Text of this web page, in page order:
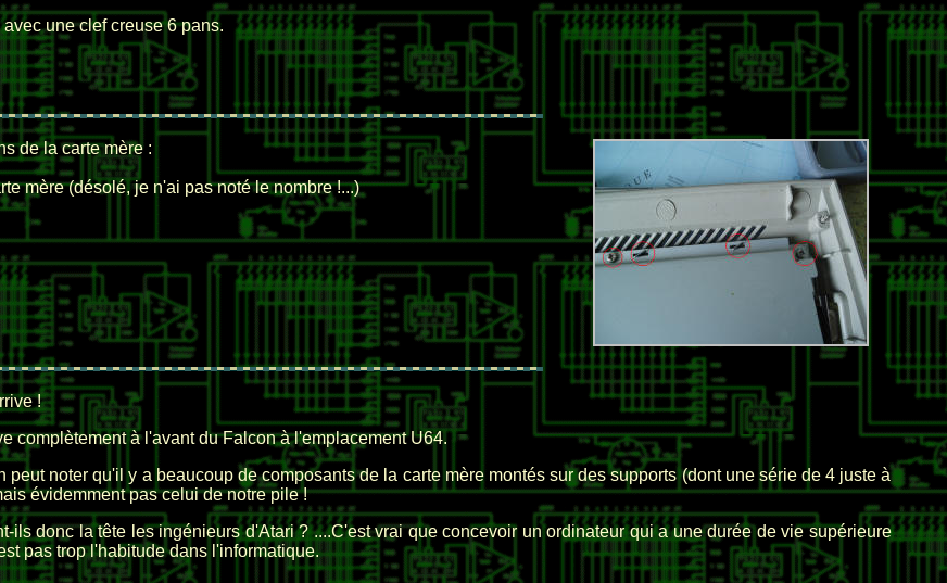
une clef creuse 6 pans.
de la carte mère :
mère (désolé, je n'ai pas noté le nombre !...)
!
complètement à l'avant du Falcon à l'emplacement U64.
peut noter qu'il y a beaucoup de composants de la carte mère montés sur des supports (dont une série de 4 juste à
évidemment pas celui de notre pile !
ils donc la tête les ingénieurs d'Atari ? ....C'est vrai que concevoir un ordinateur qui a une durée de vie supérieure
pas trop l'habitude dans l'informatique.